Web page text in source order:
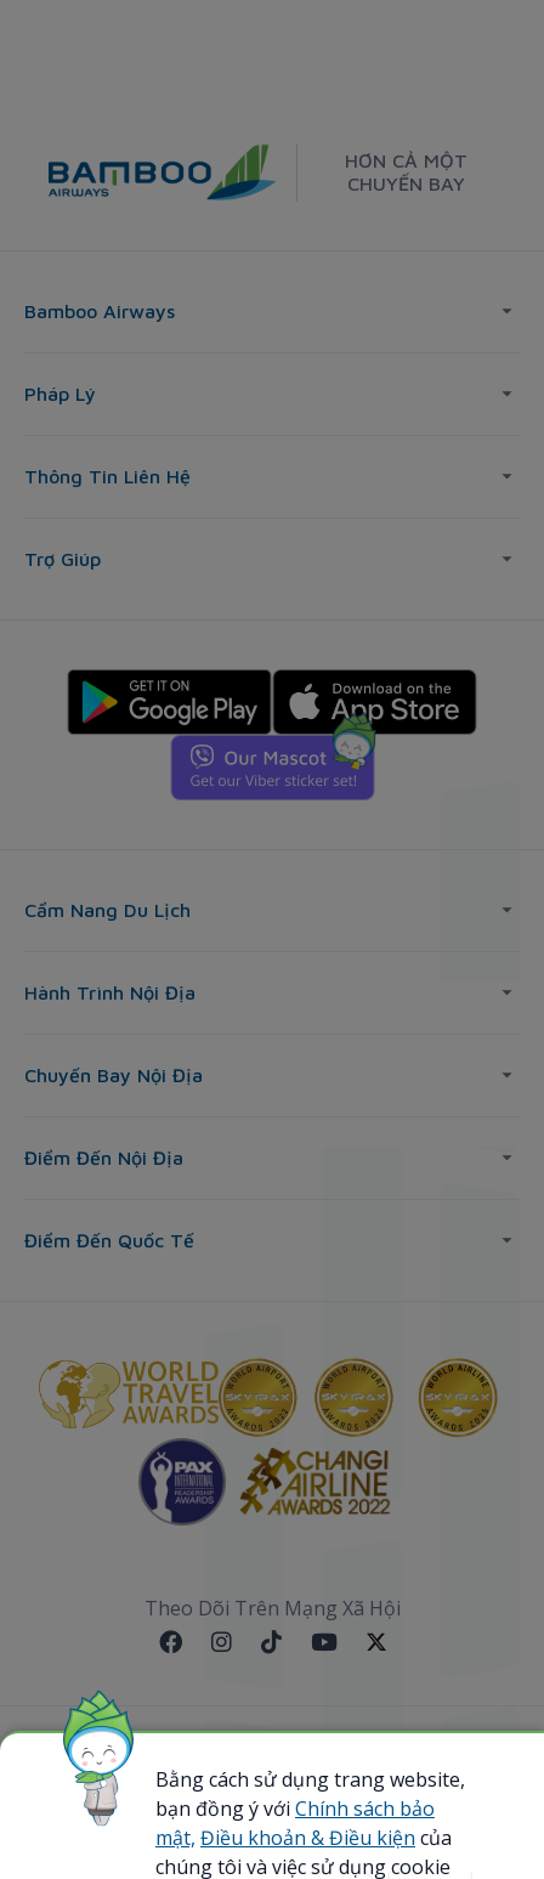
HƠN CẢ MỘT
CHUYẾN BAY
Bamboo Airways
Pháp Lý
Thông Tin Liên Hệ
Trợ Giúp
Cẩm Nang Du Lịch
Hành Trình Nội Địa
Chuyến Bay Nội Địa
Điểm Đến Nội Địa
Điểm Đến Quốc Tế
Theo Dõi Trên Mạng Xã Hội
Sơ đồ website
@ 2023 Bamboo Airways Copyright. All Rights
Reserved.
Business Registration Code: 0107867370
Bằng cách sử dụng trang website,
bạn đồng ý với Chính sách bảo
mật, Điều khoản & Điều kiện của
chúng tôi và việc sử dụng cookie